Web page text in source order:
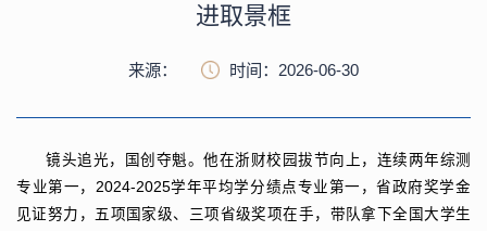
进取景框
来源： 时间：2026-06-30
镜头追光，国创夺魁。他在浙财校园拔节向上，连续两年综测
专业第一，2024-2025学年平均学分绩点专业第一，省政府奖学金
见证努力，五项国家级、三项省级奖项在手，带队拿下全国大学生